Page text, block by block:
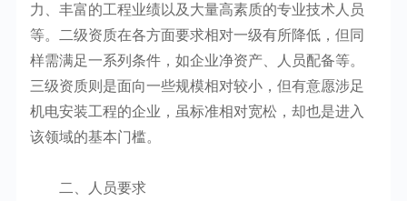
力、丰富的工程业绩以及大量高素质的专业技术人员
等。二级资质在各方面要求相对一级有所降低，但同
样需满足一系列条件，如企业净资产、人员配备等。
三级资质则是面向一些规模相对较小，但有意愿涉足
机电安装工程的企业，虽标准相对宽松，却也是进入
该领域的基本门槛。
二、人员要求